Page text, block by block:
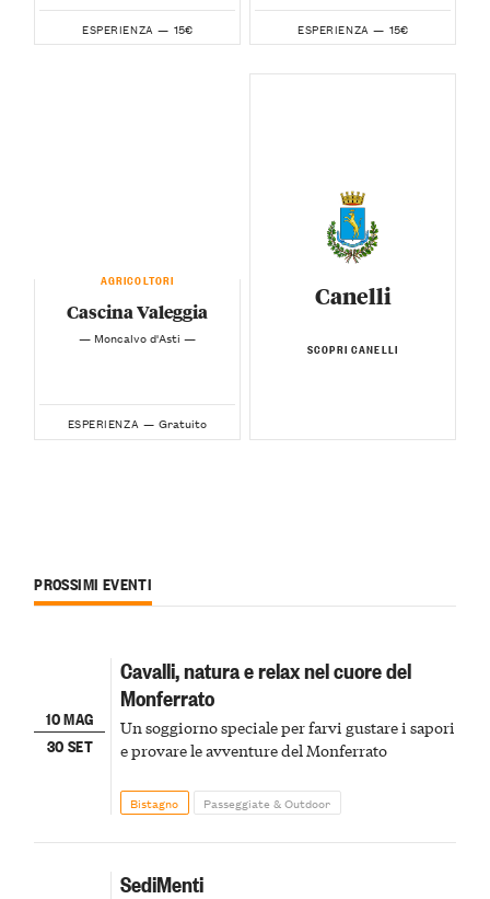
ESPERIENZA — 15€ ESPERIENZA — 15€
AGRICOLTORI
Cascina Valeggia
— Moncalvo d'Asti —
ESPERIENZA — Gratuito
Canelli
SCOPRI CANELLI
PROSSIMI EVENTI
10 MAG
30 SET
Cavalli, natura e relax nel cuore del
Monferrato
Un soggiorno speciale per farvi gustare i sapori
e provare le avventure del Monferrato
Bistagno Passeggiate & Outdoor
SediMenti